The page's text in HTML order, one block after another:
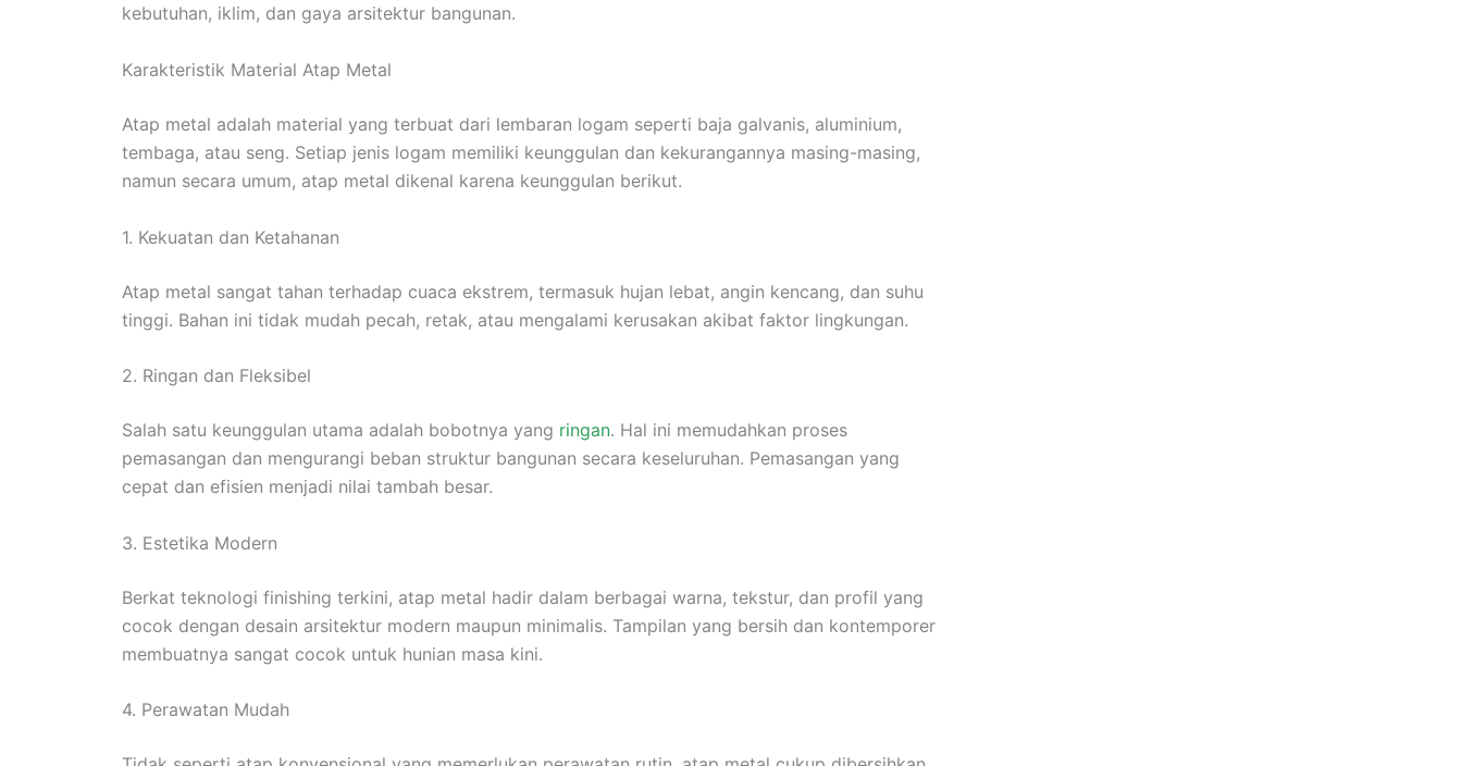
kebutuhan, iklim, dan gaya arsitektur bangunan.
Karakteristik Material Atap Metal
Atap metal adalah material yang terbuat dari lembaran logam seperti baja galvanis, aluminium,
tembaga, atau seng. Setiap jenis logam memiliki keunggulan dan kekurangannya masing-masing,
namun secara umum, atap metal dikenal karena keunggulan berikut.
1. Kekuatan dan Ketahanan
Atap metal sangat tahan terhadap cuaca ekstrem, termasuk hujan lebat, angin kencang, dan suhu
tinggi. Bahan ini tidak mudah pecah, retak, atau mengalami kerusakan akibat faktor lingkungan.
2. Ringan dan Fleksibel
Salah satu keunggulan utama adalah bobotnya yang ringan. Hal ini memudahkan proses
pemasangan dan mengurangi beban struktur bangunan secara keseluruhan. Pemasangan yang
cepat dan efisien menjadi nilai tambah besar.
3. Estetika Modern
Berkat teknologi finishing terkini, atap metal hadir dalam berbagai warna, tekstur, dan profil yang
cocok dengan desain arsitektur modern maupun minimalis. Tampilan yang bersih dan kontemporer
membuatnya sangat cocok untuk hunian masa kini.
4. Perawatan Mudah